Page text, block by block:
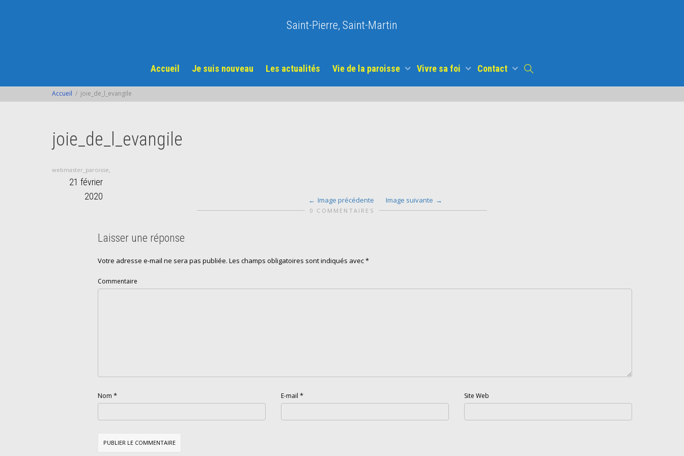
Saint-Pierre, Saint-Martin
Accueil Je suis nouveau Les actualités Vie de la paroisse Vivre sa foi Contact
Accueil joie_de_l_evangile
joie_de_l_evangile
webmaster_paroisse,
21 février
2020
Image précédente Image suivante
0 COMMENTAIRES
Laisser une réponse
Votre adresse e-mail ne sera pas publiée. Les champs obligatoires sont indiqués avec*
Commentaire
Nom * E-mail * Site Web